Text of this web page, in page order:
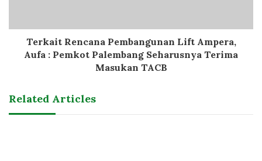
Terkait Rencana Pembangunan Lift Ampera,
Aufa : Pemkot Palembang Seharusnya Terima
Masukan TACB
Related Articles